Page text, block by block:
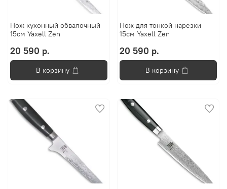
Нож кухонный обвалочный
15см Yaxell Zen
20 590 р.
В корзину
Нож для тонкой нарезки
15см Yaxell Zen
20 590 р.
В корзину